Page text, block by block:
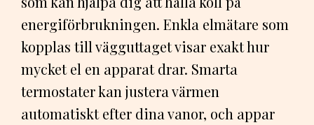
energiförbrukningen. Enkla elmätare som
kopplas till vägguttaget visar exakt hur
mycket el en apparat drar. Smarta
termostater kan justera värmen
automatiskt efter dina vanor, och appar